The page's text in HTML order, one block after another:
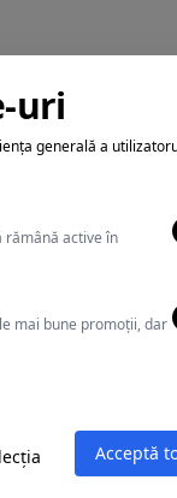
tichete
uri
generală a
rămână active în
mai bune promoții, dar
Acceptă